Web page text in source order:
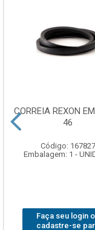
CORREIA REXON
46
Código: 167827
Embalagem: 1 -
Faça seu login
cadastre-se